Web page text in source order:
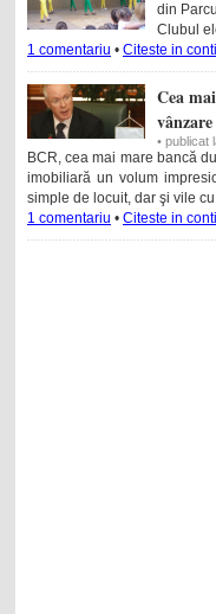
din
Clubul
1 comentariu • Citeste in
Cea
• publicat
BCR, cea mai mare bancă
imo­biliară un volum
simple de locuit, dar şi vile cu
1 comentariu • Citeste in